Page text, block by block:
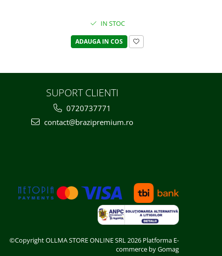
IN STOC
ADAUGA IN COS
SUPORT CLIENTI
0720737771
contact@brazipremium.ro
©Copyright OLLMA STORE ONLINE SRL 2026 Platforma E-
commerce by Gomag